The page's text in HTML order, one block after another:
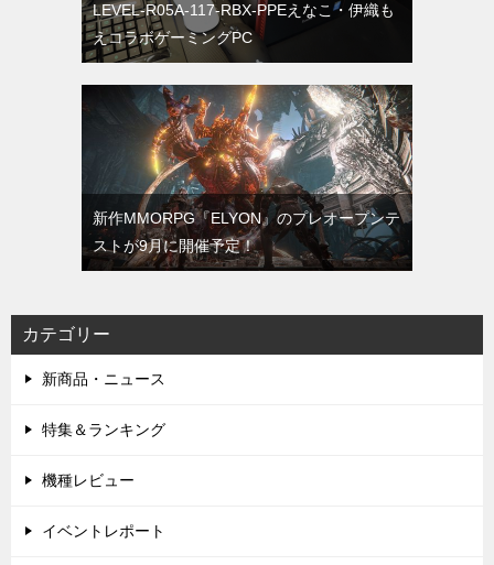
LEVEL-R05A-117-RBX-PPEえなこ・伊織も
えコラボゲーミングPC
新作MMORPG『ELYON』のプレオープンテ
ストが9月に開催予定！
カテゴリー
新商品・ニュース
特集＆ランキング
機種レビュー
イベントレポート